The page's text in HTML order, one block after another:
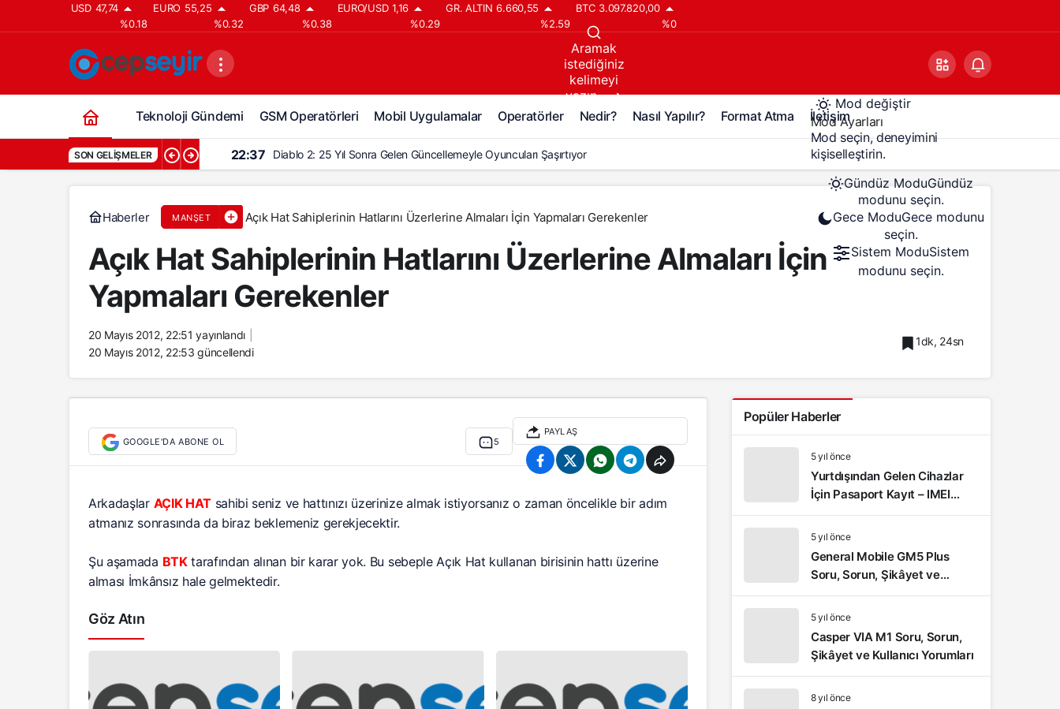
USD 47,74
%0.18
EURO 55,25
%0.32
GBP 64,48
%0.38
EURO/USD 1,16
%0.29
GR. ALTIN 6.660,55
%2.59
BTC 3.097.820,00
%0
Aramak
istediğiniz
kelimeyi
yazın..
Teknoloji Gündemi
GSM Operatörleri Mobil Uygulamalar Operatörler Nedir? Nasıl Yapılır? Format Atma İletişim
Mod değiştir
Mod Ayarları
Mod seçin, deneyimini
kişiselleştirin.
Gündüz ModuGündüz
modunu seçin.
Gece ModuGece modunu
seçin.
Sistem ModuSistem
modunu seçin.
SON GELIŞMELER 22:37 Diablo 2: 25 Yıl Sonra Gelen Güncellemeyle Oyuncuları Şaşırtıyor
Haberler MANŞET Açık Hat Sahiplerinin Hatlarını Üzerlerine Almaları İçin Yapmaları Gerekenler
Açık Hat Sahiplerinin Hatlarını Üzerlerine Almaları İçin
Yapmaları Gerekenler
20 Mayıs 2012, 22:51 yayınlandı
20 Mayıs 2012, 22:53 güncellendi
1dk, 24sn
GOOGLE'DA ABONE OL 5
PAYLAŞ
Arkadaşlar AÇIK HATsahibi seniz ve hattınızı üzerinize almak istiyorsanız o zaman öncelikle bir adım
atmanız sonrasında da biraz beklemeniz gerekjecektir.
Şu aşamada BTKtarafından alınan bir karar yok. Bu sebeple Açık Hat kullanan birisinin hattı üzerine
alması İmkânsız hale gelmektedir.
Göz Atın
Popüler Haberler
5 yıl önce
Yurtdışından Gelen Cihazlar
İçin Pasaport Kayıt – IMEI
Kayıt İşlemleri ve Sıkça
Sorulan Sorular
5 yıl önce
General Mobile GM5 Plus
Soru, Sorun, Şikâyet ve
Kullanıcı Yorumları
5 yıl önce
Casper VIA M1 Soru, Sorun,
Şikâyet ve Kullanıcı Yorumları
8 yıl önce